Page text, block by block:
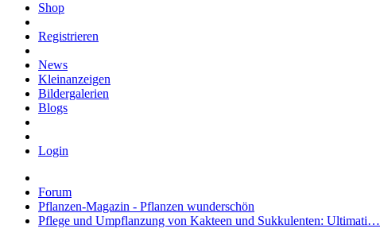
Shop
Registrieren
News
Kleinanzeigen
Bildergalerien
Blogs
Login
Forum
Pflanzen-Magazin - Pflanzen wunderschön
Pflege und Umpflanzung von Kakteen und Sukkulenten: Ultimati…